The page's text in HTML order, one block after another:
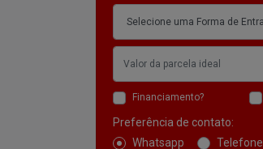
Financiamento?
Preferência de contato:
Whatsapp
Telefone